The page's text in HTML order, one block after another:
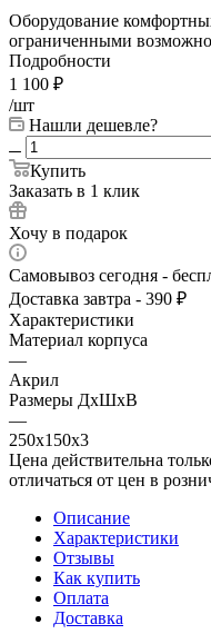
Оборудование
ограниченными
Подробности
1 100 ₽
/шт
Нашли дешевле?
Купить
Заказать в 1 клик
Хочу в подарок
Самовывоз сегодня -
Доставка завтра - 390 ₽
Характеристики
Материал корпуса
—
Акрил
Размеры ДхШхВ
—
250х150х3
Цена действительна
отличаться от цен в
Описание
Характеристики
Отзывы
Как купить
Оплата
Доставка